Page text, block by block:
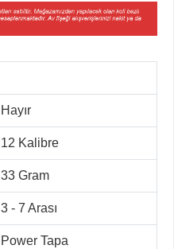
Hayır
12 Kalibre
33 Gram
3 - 7 Arası
Power Tapa